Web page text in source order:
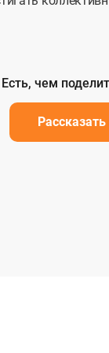
Есть, чем